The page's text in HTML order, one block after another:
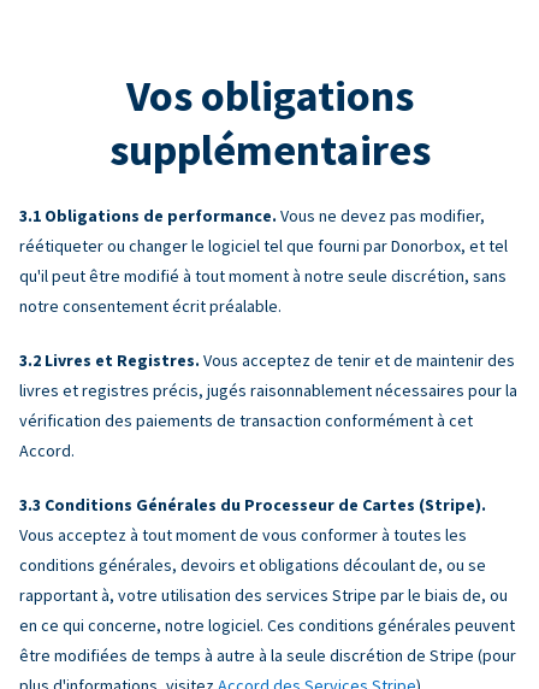
Vos obligations
supplémentaires
Obligations de performance. Vous ne devez pas modifier,
réétiqueter ou changer le logiciel tel que fourni par Donorbox, et tel
qu'il peut être modifié à tout moment à notre seule discrétion, sans
notre consentement écrit préalable.
Livres et Registres. Vous acceptez de tenir et de maintenir des
livres et registres précis, jugés raisonnablement nécessaires pour la
vérification des paiements de transaction conformément à cet
Accord.
Conditions Générales du Processeur de Cartes (Stripe).
Vous acceptez à tout moment de vous conformer à toutes les
conditions générales, devoirs et obligations découlant de, ou se
rapportant à, votre utilisation des services Stripe par le biais de, ou
en ce qui concerne, notre logiciel. Ces conditions générales peuvent
être modifiées de temps à autre à la seule discrétion de Stripe (pour